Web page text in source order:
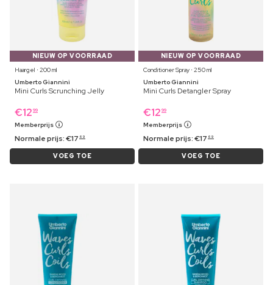
NIEUW OP VOORRAAD
Haargel ⋅ 200 ml
Umberto Giannini
Mini Curls Scrunching Jelly
€12 99
Memberprijs
Normale prijs:€17 69
VOEG TOE
NIEUW OP VOORRAAD
Conditioner Spray ⋅ 250 ml
Umberto Giannini
Mini Curls Detangler Spray
€12 99
Memberprijs
Normale prijs:€17 69
VOEG TOE